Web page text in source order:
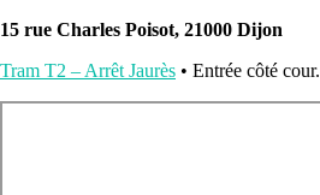
15 rue Charles Poisot, 21000 Dijon
Tram T2 – Arrêt Jaurès • Entrée côté cour.